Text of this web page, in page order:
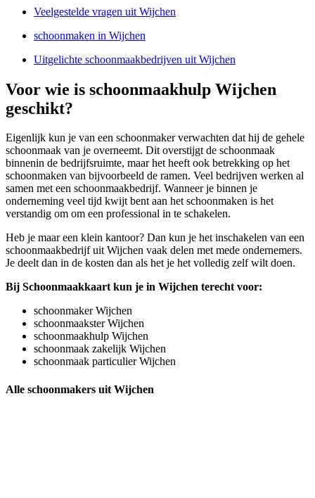
Veelgestelde vragen uit Wijchen
schoonmaken in Wijchen
Uitgelichte schoonmaakbedrijven uit Wijchen
Voor wie is schoonmaakhulp Wijchen
geschikt?
Eigenlijk kun je van een schoonmaker verwachten dat hij de gehele
schoonmaak van je overneemt. Dit overstijgt de schoonmaak
binnenin de bedrijfsruimte, maar het heeft ook betrekking op het
schoonmaken van bijvoorbeeld de ramen. Veel bedrijven werken al
samen met een schoonmaakbedrijf. Wanneer je binnen je
onderneming veel tijd kwijt bent aan het schoonmaken is het
verstandig om om een professional in te schakelen.
Heb je maar een klein kantoor? Dan kun je het inschakelen van een
schoonmaakbedrijf uit Wijchen vaak delen met mede ondernemers.
Je deelt dan in de kosten dan als het je het volledig zelf wilt doen.
Bij Schoonmaakkaart kun je in Wijchen terecht voor:
schoonmaker Wijchen
schoonmaakster Wijchen
schoonmaakhulp Wijchen
schoonmaak zakelijk Wijchen
schoonmaak particulier Wijchen
Alle schoonmakers uit Wijchen